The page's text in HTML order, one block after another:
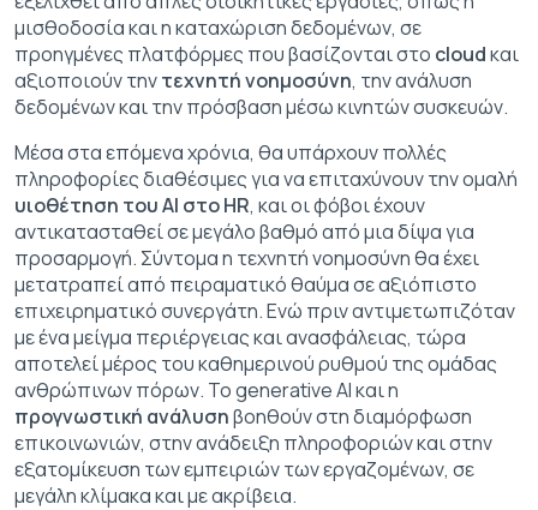
μισθοδοσία και η καταχώριση δεδομένων, σε
προηγμένες πλατφόρμες που βασίζονται στο cloudκαι
αξιοποιούν τηντεχνητή νοημοσύνη, την ανάλυση
δεδομένων και την πρόσβαση μέσω κινητών συσκευών.
Μέσα στα επόμενα χρόνια, θα υπάρχουν πολλές
πληροφορίες διαθέσιμες για να επιταχύνουν την ομαλή
υιοθέτηση του ΑΙ στο HR, και οι φόβοι έχουν
αντικατασταθεί σε μεγάλο βαθμό από μια δίψα για
προσαρμογή. Σύντομα η τεχνητή νοημοσύνη θα έχει
μετατραπεί από πειραματικό θαύμα σε αξιόπιστο
επιχειρηματικό συνεργάτη. Ενώ πριν αντιμετωπιζόταν
με ένα μείγμα περιέργειας και ανασφάλειας, τώρα
αποτελεί μέρος του καθημερινού ρυθμού της ομάδας
ανθρώπινων πόρων. Το generative AI και η
προγνωστική ανάλυσηβοηθούν στη διαμόρφωση
επικοινωνιών, στην ανάδειξη πληροφοριών και στην
εξατομίκευση των εμπειριών των εργαζομένων, σε
μεγάλη κλίμακα και με ακρίβεια.